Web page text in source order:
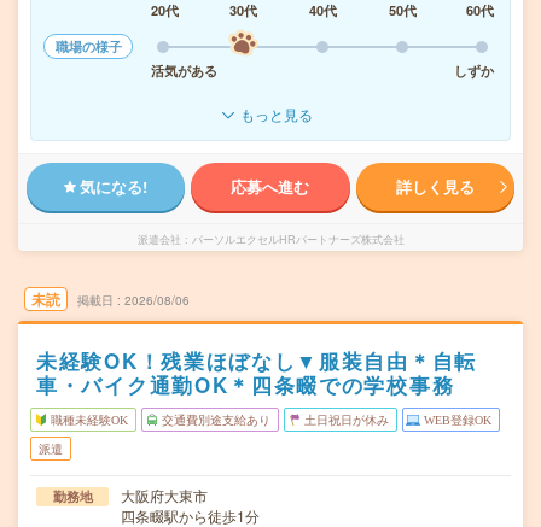
20代
30代 40代 50代
60代
職場の様子
活気がある
しずか
もっと見る
気になる! 応募へ進む 詳しく見る
派遣会社 パーソルエクセルHRパートナーズ株式会社
未読 掲載日 2026/08/06
未経験OK！残業ほぼなし▼服装自由＊自転
車・バイク通勤OK＊四条畷での学校事務
職種未経験OK 交通費別途支給あり 土日祝日が休み WEB登録OK
派遣
勤務地
大阪府大東市
四条畷駅から徒歩1分